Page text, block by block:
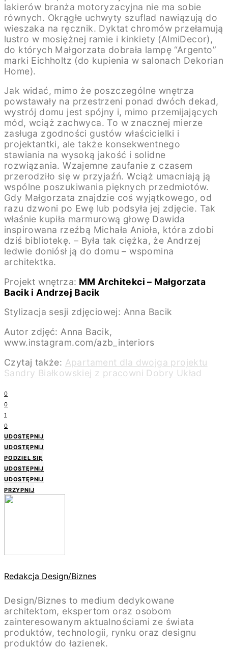
lakierów branża motoryzacyjna nie ma sobie
równych. Okrągłe uchwyty szuflad nawiązują do
wieszaka na ręcznik. Dyktat chromów przełamują
lustro w mosiężnej ramie i kinkiety (AlmiDecor),
do których Małgorzata dobrała lampę “Argento”
marki Eichholtz (do kupienia w salonach Dekorian
Home).
Jak widać, mimo że poszczególne wnętrza
powstawały na przestrzeni ponad dwóch dekad,
wystrój domu jest spójny i, mimo przemijających
mód, wciąż zachwyca. To w znacznej mierze
zasługa zgodności gustów właścicielki i
projektantki, ale także konsekwentnego
stawiania na wysoką jakość i solidne
rozwiązania. Wzajemne zaufanie z czasem
przerodziło się w przyjaźń. Wciąż umacniają ją
wspólne poszukiwania pięknych przedmiotów.
Gdy Małgorzata znajdzie coś wyjątkowego, od
razu dzwoni po Ewę lub podsyła jej zdjęcie. Tak
właśnie kupiła marmurową głowę Dawida
inspirowana rzeźbą Michała Anioła, która zdobi
dziś bibliotekę. – Była tak ciężka, że Andrzej
ledwie doniósł ją do domu – wspomina
architektka.
Projekt wnętrza: MM Architekci– Małgorzata
Bacik i Andrzej Bacik
Stylizacja sesji zdjęciowej: Anna Bacik
Autor zdjęć: Anna Bacik,
www.instagram.com/azb_interiors
Czytaj także: Apartament dla dwojga projektu
Sandry Białkowskiej z pracowni Dobry Układ
0
0
1
0
UDOSTĘPNIJ
UDOSTĘPNIJ
PODZIEL SIĘ
UDOSTĘPNIJ
UDOSTĘPNIJ
PRZYPNIJ
Redakcja Design/Biznes
Design/Biznes to medium dedykowane
architektom, ekspertom oraz osobom
zainteresowanym aktualnościami ze świata
produktów, technologii, rynku oraz designu
produktów do łazienek.